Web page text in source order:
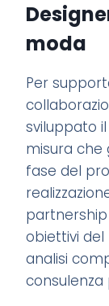
moda
Per
sviluppato il
misura che
fase del
partnership
obiettivi
analisi